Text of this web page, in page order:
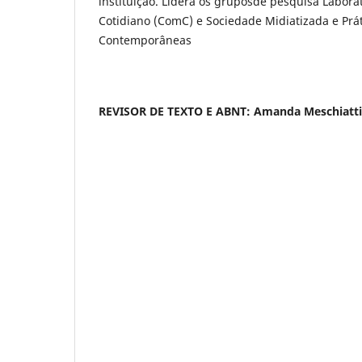
Cotidiano (ComC) e Sociedade Midiatizada e
Contemporâneas
REVISOR DE TEXTO E ABNT: Amanda